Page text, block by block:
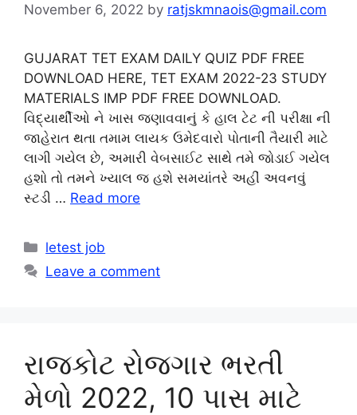
November 6, 2022 by ratjskmnaois@gmail.com
GUJARAT TET EXAM DAILY QUIZ PDF FREE
DOWNLOAD HERE, TET EXAM 2022-23 STUDY
MATERIALS IMP PDF FREE DOWNLOAD.
વિદ્યાર્થીઓ ને ખાસ જણાવવાનું કે હાલ ટેટ ની પરીક્ષા ની
જાહેરાત થતા તમામ લાયક ઉમેદવારો પોતાની તૈયારી માટે
લાગી ગયેલ છે, અમારી વેબસાઈટ સાથે તમે જોડાઈ ગયેલ
હશો તો તમને ખ્યાલ જ હશે સમયાંતરે અહીં અવનવું
સ્ટડી … Read more
Categories
letest job
Leave a comment
રાજકોટ રોજગાર ભરતી
મેળો 2022, 10 પાસ માટે